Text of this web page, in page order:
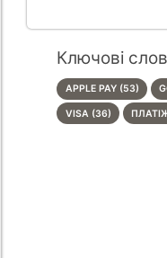
Ключові
APPLE PAY (53)
VISA (36)